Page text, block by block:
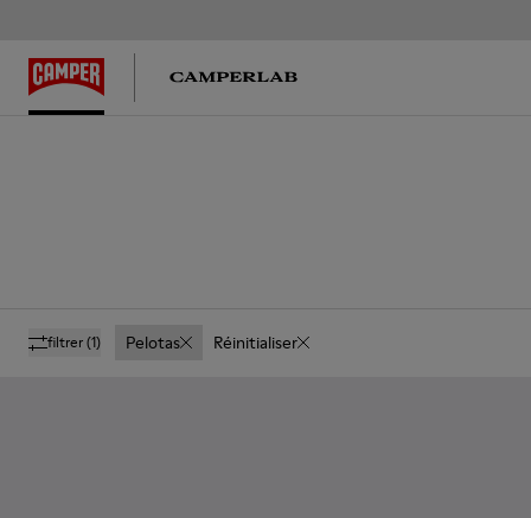
filtrer(1) Pelotas Réinitialiser